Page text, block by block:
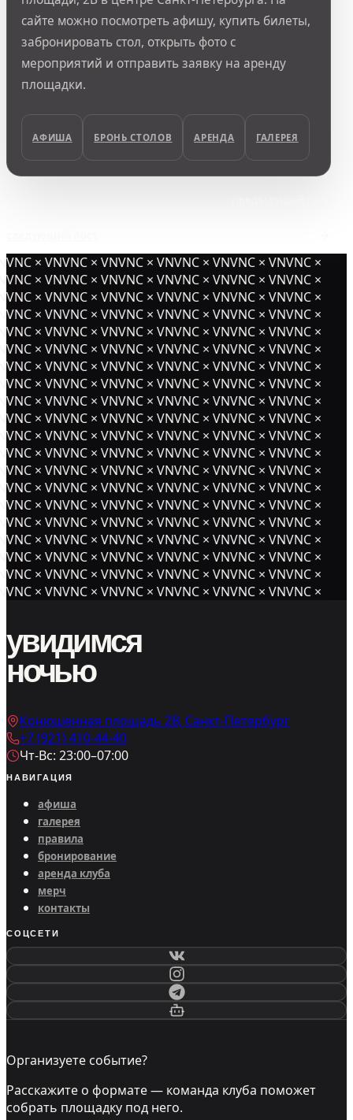
сайте можно посмотреть афишу, купить билеты,
забронировать стол, открыть фото с
мероприятий и отправить заявку на аренду
площадки.
АФИША БРОНЬ СТОЛОВ АРЕНДА ГАЛЕРЕЯ
× VNVNC × VNVNC × VNVNC × VNVNC × VNVNC ×
× VNVNC × VNVNC × VNVNC × VNVNC × VNVNC ×
× VNVNC × VNVNC × VNVNC × VNVNC × VNVNC ×
× VNVNC × VNVNC × VNVNC × VNVNC × VNVNC ×
× VNVNC × VNVNC × VNVNC × VNVNC × VNVNC ×
× VNVNC × VNVNC × VNVNC × VNVNC × VNVNC ×
× VNVNC × VNVNC × VNVNC × VNVNC × VNVNC ×
× VNVNC × VNVNC × VNVNC × VNVNC × VNVNC ×
× VNVNC × VNVNC × VNVNC × VNVNC × VNVNC ×
× VNVNC × VNVNC × VNVNC × VNVNC × VNVNC ×
× VNVNC × VNVNC × VNVNC × VNVNC × VNVNC ×
× VNVNC × VNVNC × VNVNC × VNVNC × VNVNC ×
× VNVNC × VNVNC × VNVNC × VNVNC × VNVNC ×
× VNVNC × VNVNC × VNVNC × VNVNC × VNVNC ×
× VNVNC × VNVNC × VNVNC × VNVNC × VNVNC ×
× VNVNC × VNVNC × VNVNC × VNVNC × VNVNC ×
× VNVNC × VNVNC × VNVNC × VNVNC × VNVNC ×
× VNVNC × VNVNC × VNVNC × VNVNC × VNVNC ×
× VNVNC × VNVNC × VNVNC × VNVNC × VNVNC ×
× VNVNC × VNVNC × VNVNC × VNVNC × VNVNC ×
увидимся
ночью
Конюшенная площадь 2В, Санкт-Петербург
+7 (921) 410-44-40
Чт-Вс: 23:00–07:00
НАВИГАЦИЯ
афиша
галерея
правила
бронирование
аренда клуба
мерч
контакты
СОЦСЕТИ
Организуете событие?
Расскажите о формате — команда клуба поможет
собрать площадку под него.